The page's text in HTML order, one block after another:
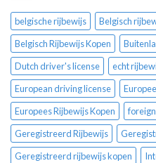
belgische rijbewijs Belgisch
Belgisch Rijbewijs Kopen
Dutch driver's license
echt
European driving license
Europees Rijbewijs Kopen
Geregistreerd Rijbewijs
Geregistreerd rijbewijs kopen